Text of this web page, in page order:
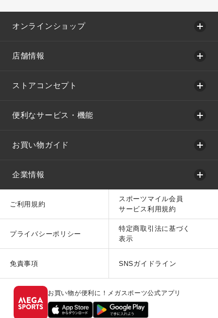
オンラインショップ
店舗情報
ストアコンセプト
便利なサービス・機能
お買い物ガイド
企業情報
ご利用規約
スポーツマイル会員
サービス利用規約
プライバシーポリシー
特定商取引法に基づく
表示
免責事項 SNSガイドライン
お買い物が便利に！メガスポーツ公式アプリ